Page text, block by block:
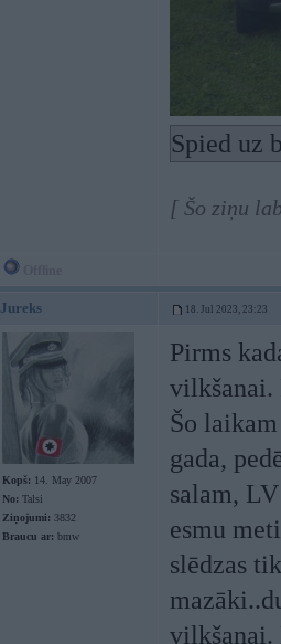
Spied uz
[ Šo ziņu
Jureks 18. Jul 2023, 23:23
Kopš: 14. May 2007
No: Talsi
Ziņojumi: 3832
Braucu ar: bmw
Pirms
vilkšanai.
Šo
gada,
salam,
esmu
slēdzas
vilkšanai.